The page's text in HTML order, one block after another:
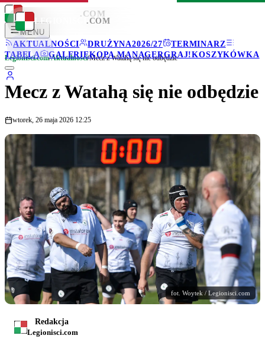
LEGIONISCI .COM
MENU
AKTUALNOŚCI
DRUŻYNA2026/27
TERMINARZ
TABELA
GALERIEKOPA MANAGERGRAJ!KOSZYKÓWKA
LEGIONISCI .COM
Legionisci.com/Aktualności/Mecz z Watahą się nie odbędzie
Mecz z Watahą się nie odbędzie
wtorek, 26 maja 2026 12:25
fot. Woytek / Legionisci.com
Redakcja
Legionisci.com